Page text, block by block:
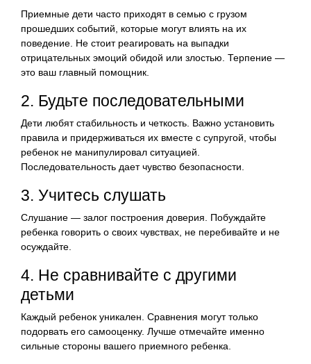
Приемные дети часто приходят в семью с грузом
прошедших событий, которые могут влиять на их
поведение. Не стоит реагировать на выпадки
отрицательных эмоций обидой или злостью. Терпение —
это ваш главный помощник.
2. Будьте последовательными
Дети любят стабильность и четкость. Важно установить
правила и придерживаться их вместе с супругой, чтобы
ребенок не манипулировал ситуацией.
Последовательность дает чувство безопасности.
3. Учитесь слушать
Слушание — залог построения доверия. Побуждайте
ребенка говорить о своих чувствах, не перебивайте и не
осуждайте.
4. Не сравнивайте с другими
детьми
Каждый ребенок уникален. Сравнения могут только
подорвать его самооценку. Лучше отмечайте именно
сильные стороны вашего приемного ребенка.